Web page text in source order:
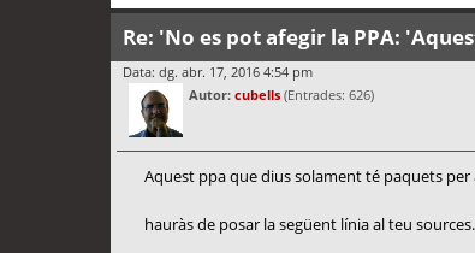
Re: 'No es pot afegir la PPA:
Data: dg. abr. 17, 2016 4:54 pm
Autor: cubells (Entrades: 626)
Aquest ppa que dius solament té paquets per
hauràs de posar la següent línia al teu